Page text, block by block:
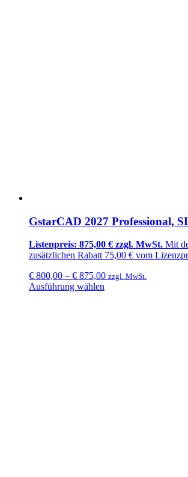
GstarCAD 2027 Professional,
Listenpreis: 875,00 € zzgl. MwSt. Mit
zusätzlichen Rabatt 75,00 € vom
€ 800,00 – € 875,00 zzgl. MwSt.
Ausführung wählen